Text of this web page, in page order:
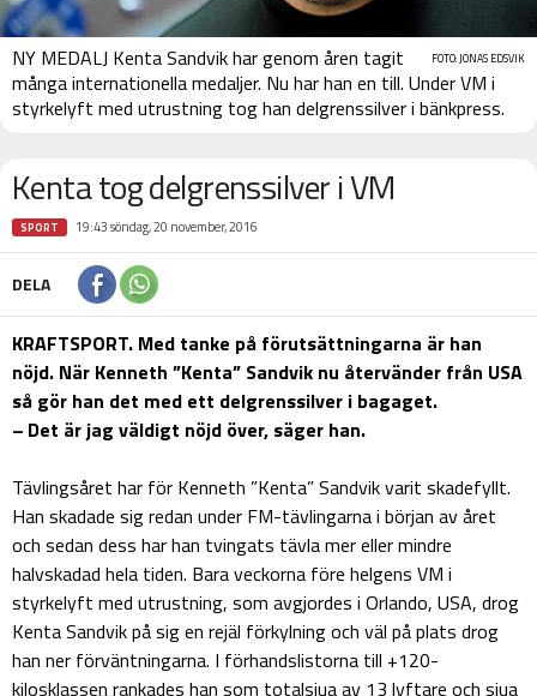
FOTO: JONAS EDSVIK
NY MEDALJ Kenta Sandvik har genom åren tagit
många internationella medaljer. Nu har han en till. Under VM i
styrkelyft med utrustning tog han delgrenssilver i bänkpress.
Kenta tog delgrenssilver i VM
SPORT 19:43 söndag, 20 november, 2016
DELA
KRAFTSPORT. Med tanke på förutsättningarna är han
nöjd. När Kenneth ”Kenta” Sandvik nu återvänder från USA
så gör han det med ett delgrenssilver i bagaget.
– Det är jag väldigt nöjd över, säger han.
Tävlingsåret har för Kenneth ”Kenta” Sandvik varit skadefyllt.
Han skadade sig redan under FM-tävlingarna i början av året
och sedan dess har han tvingats tävla mer eller mindre
halvskadad hela tiden. Bara veckorna före helgens VM i
styrkelyft med utrustning, som avgjordes i Orlando, USA, drog
Kenta Sandvik på sig en rejäl förkylning och väl på plats drog
han ner förväntningarna. I förhandslistorna till +120-
kilosklassen rankades han som totalsjua av 13 lyftare och sjua